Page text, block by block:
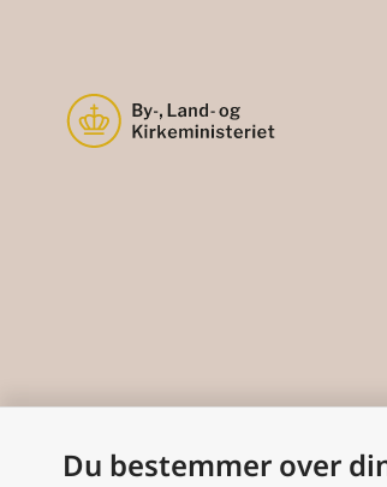
Du bestemmer over